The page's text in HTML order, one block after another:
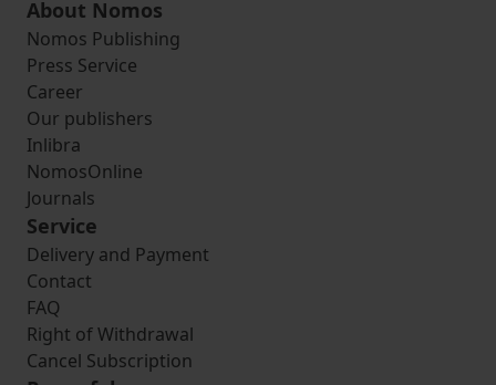
About Nomos
Nomos Publishing
Press Service
Career
Our publishers
Inlibra
NomosOnline
Journals
Service
Delivery and Payment
Contact
FAQ
Right of Withdrawal
Cancel Subscription